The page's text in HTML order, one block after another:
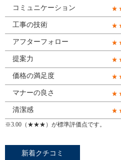
コミュニケーション
工事の技術
アフターフォロー
提案力
価格の満足度
マナーの良さ
清潔感
※3.00（★★★）が標準評価点です。
新着クチコミ